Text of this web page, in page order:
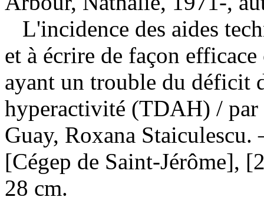
L'incidence des aides
et à écrire de façon
ayant un trouble du déficit
hyperactivité (TDAH) /
Guay, Roxana
[Cégep de Saint-Jérôme],
28 cm.